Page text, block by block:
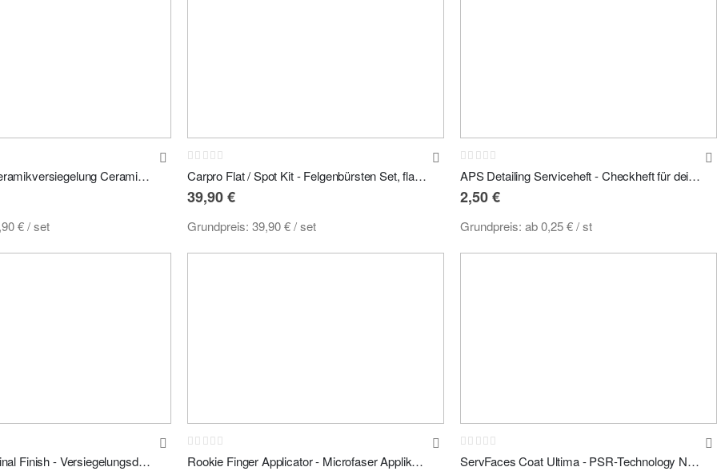
Gtechniq GT1 Keramikversiegelung Ceramic Coating Set
€/ set
Rating:
0% Carpro Flat / Spot Kit - Felgenbürsten Set, flach & schmal 2tlg.
39,90 €
Grundpreis: 39,90 €/ set
Rating:
0% APS Detailing Serviceheft - Checkheft für deine Kunden
2,50 €
Grundpreis: ab0,25 €/ st
Nanolex Matte Final Finish - Versiegelungsdetailer für matte Lacke 750ml
Rating:
0% Rookie Finger Applicator - Microfaser Applikator , Fingertasche
Rating:
0%
ServFaces Coat Ultima - PSR-Technology NEW 2026